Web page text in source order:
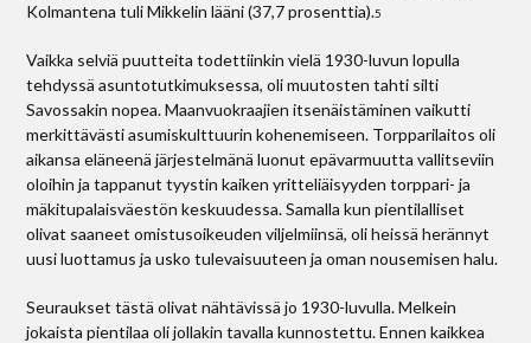
Kolmantena tuli Mikkelin lääni (37,7 prosenttia).5
Vaikka selviä puutteita todettiinkin vielä 1930-luvun lopulla
tehdyssä asuntotutkimuksessa, oli muutosten tahti silti
Savossakin nopea. Maanvuokraajien itsenäistäminen vaikutti
merkittävästi asumiskulttuurin kohenemiseen. Torpparilaitos oli
aikansa eläneenä järjestelmänä luonut epävarmuutta vallitseviin
oloihin ja tappanut tyystin kaiken yritteliäisyyden torppari- ja
mäkitupalaisväestön keskuudessa. Samalla kun pientilalliset
olivat saaneet omistusoikeuden viljelmiinsä, oli heissä herännyt
uusi luottamus ja usko tulevaisuuteen ja oman nousemisen halu.
Seuraukset tästä olivat nähtävissä jo 1930-luvulla. Melkein
jokaista pientilaa oli jollakin tavalla kunnostettu. Ennen kaikkea